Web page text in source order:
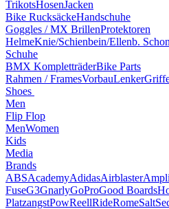
TrikotsHosenJacken
Bike RucksäckeHandschuhe
Goggles / MX BrillenProtektoren
HelmeKnie/Schienbein/Ellenb.
Schuhe
BMX KompletträderBike Parts
Rahmen / FramesVorbauLenker
Shoes
Men
Flip Flop
MenWomen
Kids
Media
Brands
ABSAcademyAdidasAirblaster
FuseG3GnarlyGoProGood Boards
PlatzangstPowReellRideRomeSalt